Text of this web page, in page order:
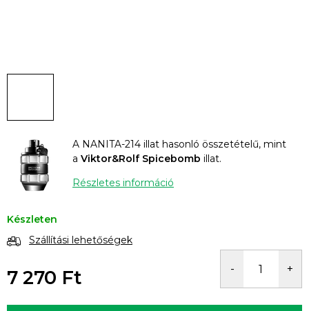
A NANITA-214 illat hasonló összetételű, mint
a Viktor&Rolf Spicebomb illat.
Részletes információ
Készleten
Szállítási lehetőségek
7 270 Ft